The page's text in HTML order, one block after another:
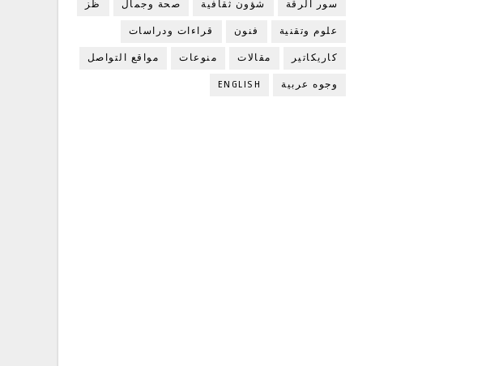
سور الرقة شؤون ثقافية صحة وجمال ظز
علوم وتقنية فنون قراءات ودراسات
كاريكاتير مقالات منوعات مواقع التواصل
وجوه عربية ENGLISH